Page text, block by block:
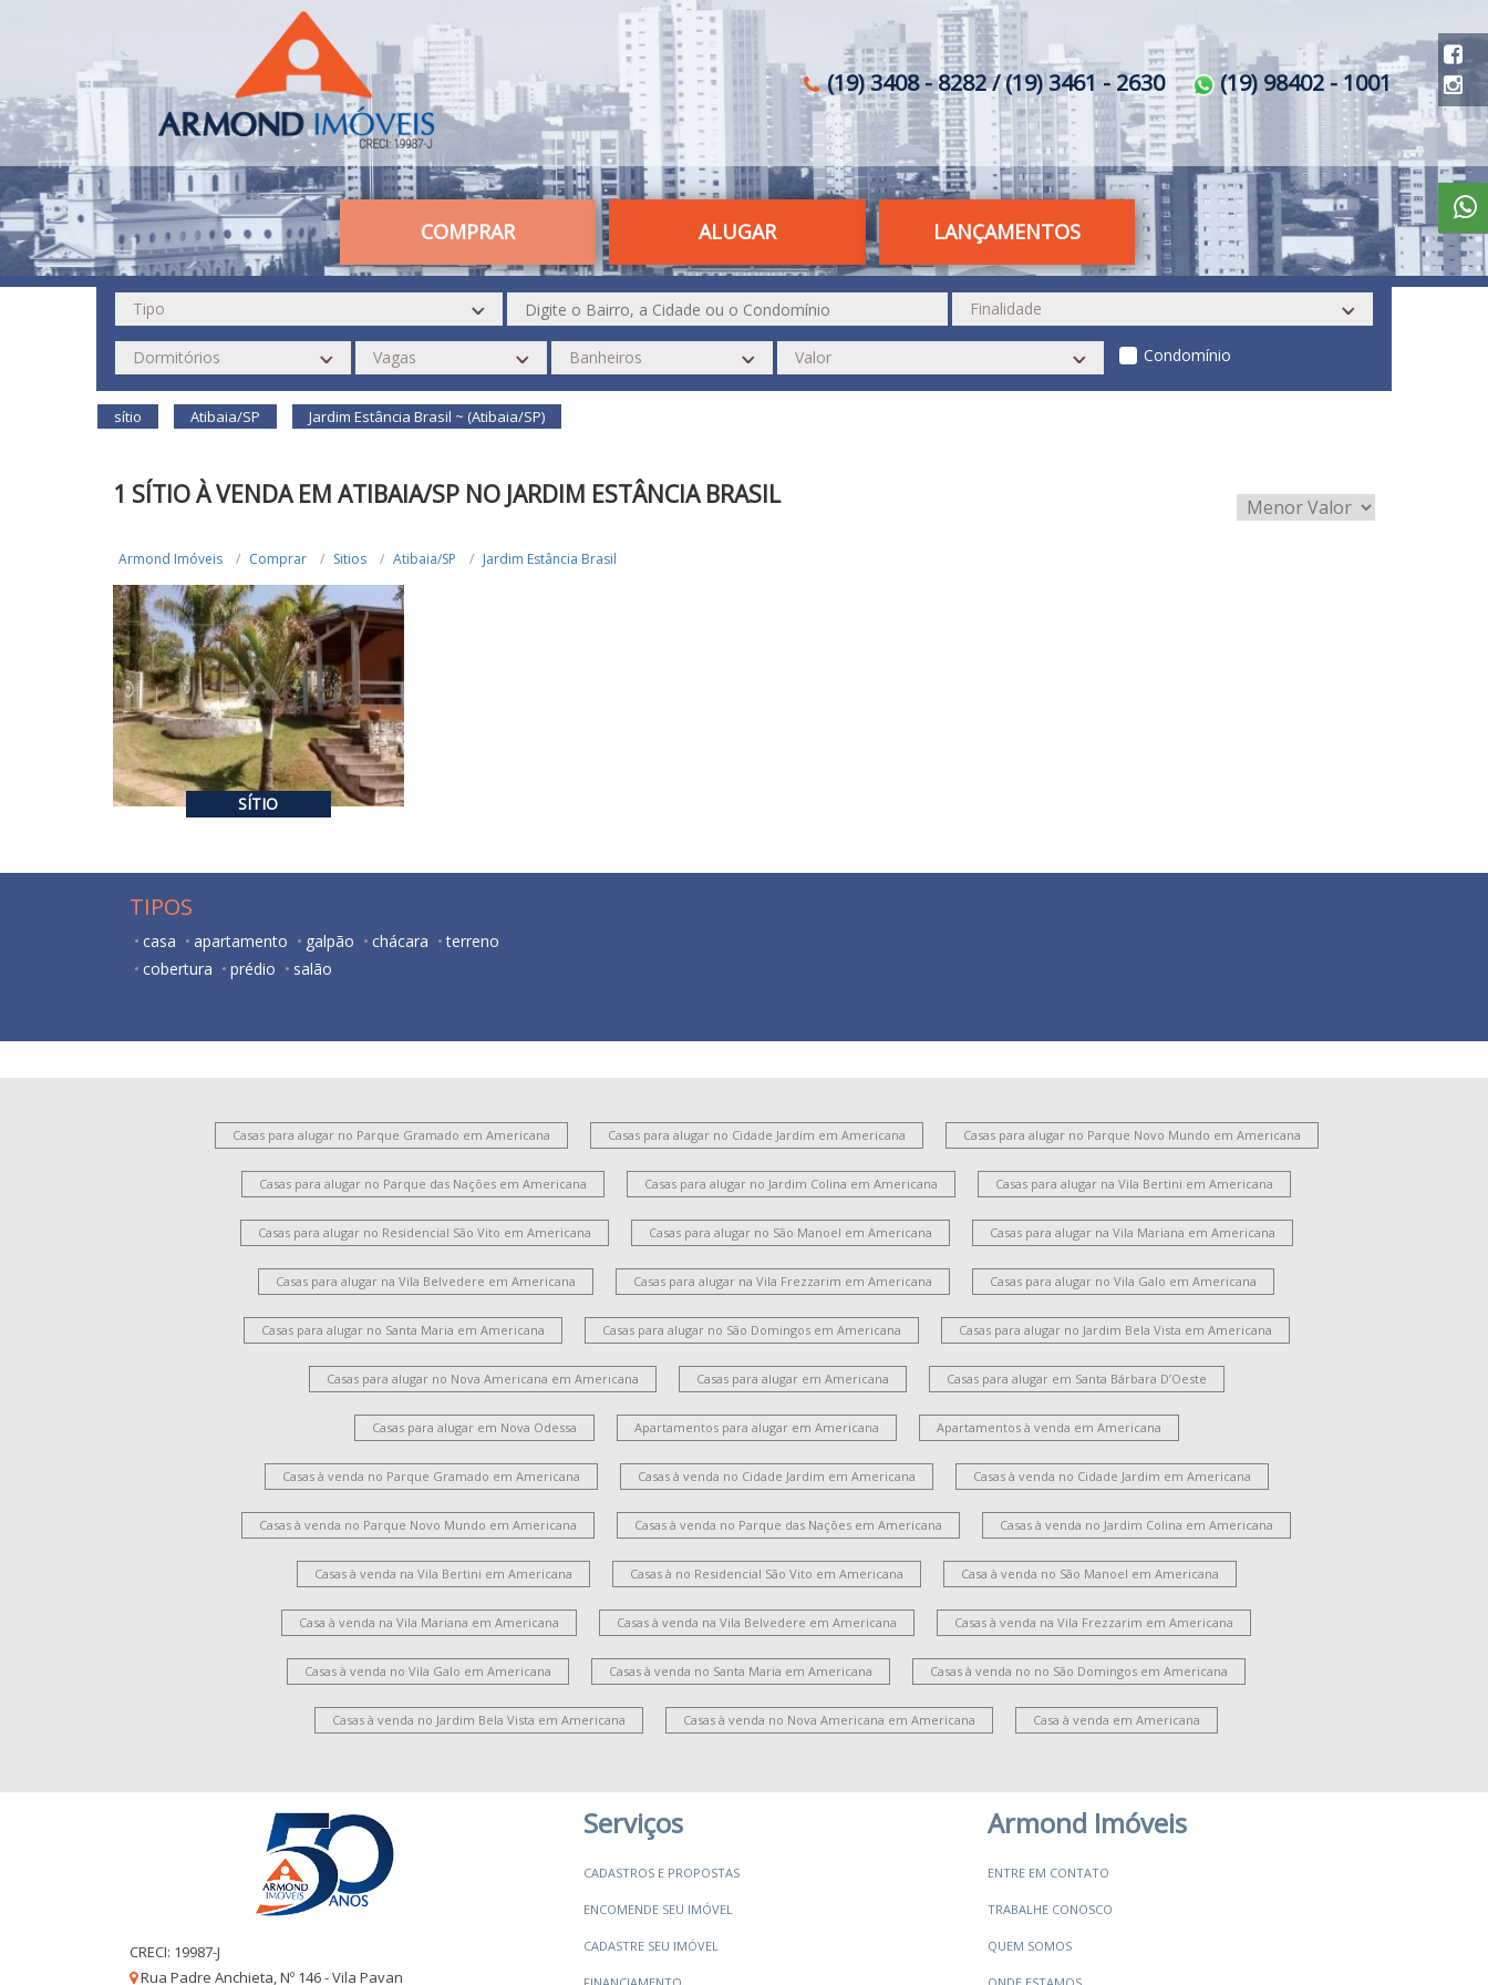
(19) 3408 - 8282 / (19) 3461 - 2630 (19) 98402 - 1001
COMPRAR ALUGAR LANÇAMENTOS
Condomínio
sítio Atibaia/SP Jardim Estância Brasil ~ (Atibaia/SP)
1 SÍTIO À VENDA EM ATIBAIA/SP NO JARDIM ESTÂNCIA BRASIL
Armond Imóveis Comprar Sitios Atibaia/SP Jardim Estância Brasil
SÍTIO
R$ 980.000,00 VENDA
4
TIPOS
casa apartamento galpão chácara
terreno
cobertura
prédio salão
Casas para alugar no Parque Gramado em Americana Casas para alugar no Cidade Jardim em Americana Casas para alugar no Parque Novo Mundo em Americana
Casas para alugar no Parque das Nações em Americana Casas para alugar no Jardim Colina em Americana Casas para alugar na Vila Bertini em Americana
Casas para alugar no Residencial São Vito em Americana Casas para alugar no São Manoel em Americana Casas para alugar na Vila Mariana em Americana
Casas para alugar na Vila Belvedere em Americana Casas para alugar na Vila Frezzarim em Americana Casas para alugar no Vila Galo em Americana
Casas para alugar no Santa Maria em Americana Casas para alugar no São Domingos em Americana Casas para alugar no Jardim Bela Vista em Americana
Casas para alugar no Nova Americana em Americana Casas para alugar em Americana Casas para alugar em Santa Bárbara D’Oeste
Casas para alugar em Nova Odessa Apartamentos para alugar em Americana Apartamentos à venda em Americana
Casas à venda no Parque Gramado em Americana Casas à venda no Cidade Jardim em Americana Casas à venda no Cidade Jardim em Americana
Casas à venda no Parque Novo Mundo em Americana Casas à venda no Parque das Nações em Americana Casas à venda no Jardim Colina em Americana
Casas à venda na Vila Bertini em Americana Casas à no Residencial São Vito em Americana Casa à venda no São Manoel em Americana
Casa à venda na Vila Mariana em Americana Casas à venda na Vila Belvedere em Americana Casas à venda na Vila Frezzarim em Americana
Casas à venda no Vila Galo em Americana Casas à venda no Santa Maria em Americana Casas à venda no no São Domingos em Americana
Casas à venda no Jardim Bela Vista em Americana Casas à venda no Nova Americana em Americana Casa à venda em Americana
CRECI: 19987-J
Rua Padre Anchieta, Nº 146 - Vila Pavan
Serviços
CADASTROS E PROPOSTAS
ENCOMENDE SEU IMÓVEL
CADASTRE SEU IMÓVEL
Armond Imóveis
ENTRE EM CONTATO
TRABALHE CONOSCO
QUEM SOMOS